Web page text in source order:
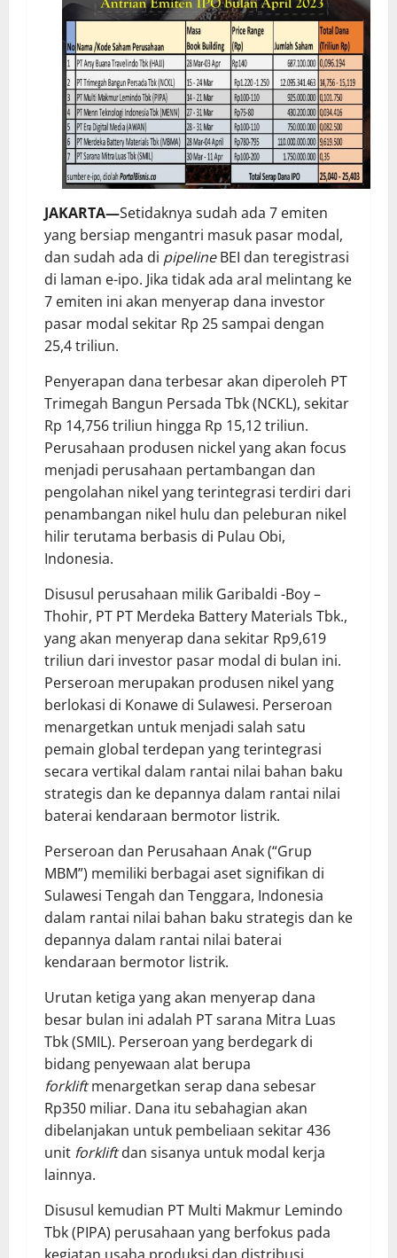
JAKARTA—Setidaknya sudah ada 7 emiten
yang bersiap mengantri masuk pasar modal,
dan sudah ada di pipelineBEI dan teregistrasi
di laman e-ipo. Jika tidak ada aral melintang ke
7 emiten ini akan menyerap dana investor
pasar modal sekitar Rp 25 sampai dengan
25,4 triliun.
Penyerapan dana terbesar akan diperoleh PT
Trimegah Bangun Persada Tbk (NCKL), sekitar
Rp 14,756 triliun hingga Rp 15,12 triliun.
Perusahaan produsen nickel yang akan focus
menjadi perusahaan pertambangan dan
pengolahan nikel yang terintegrasi terdiri dari
penambangan nikel hulu dan peleburan nikel
hilir terutama berbasis di Pulau Obi,
Indonesia.
Disusul perusahaan milik Garibaldi -Boy –
Thohir, PT PT Merdeka Battery Materials Tbk.,
yang akan menyerap dana sekitar Rp9,619
triliun dari investor pasar modal di bulan ini.
Perseroan merupakan produsen nikel yang
berlokasi di Konawe di Sulawesi. Perseroan
menargetkan untuk menjadi salah satu
pemain global terdepan yang terintegrasi
secara vertikal dalam rantai nilai bahan baku
strategis dan ke depannya dalam rantai nilai
baterai kendaraan bermotor listrik.
Perseroan dan Perusahaan Anak (“Grup
MBM”) memiliki berbagai aset signifikan di
Sulawesi Tengah dan Tenggara, Indonesia
dalam rantai nilai bahan baku strategis dan ke
depannya dalam rantai nilai baterai
kendaraan bermotor listrik.
Urutan ketiga yang akan menyerap dana
besar bulan ini adalah PT sarana Mitra Luas
Tbk (SMIL). Perseroan yang berdegark di
bidang penyewaan alat berupa
forkliftmenargetkan serap dana sebesar
Rp350 miliar. Dana itu sebahagian akan
dibelanjakan untuk pembeliaan sekitar 436
unit forkliftdan sisanya untuk modal kerja
lainnya.
Disusul kemudian PT Multi Makmur Lemindo
Tbk (PIPA) perusahaan yang berfokus pada